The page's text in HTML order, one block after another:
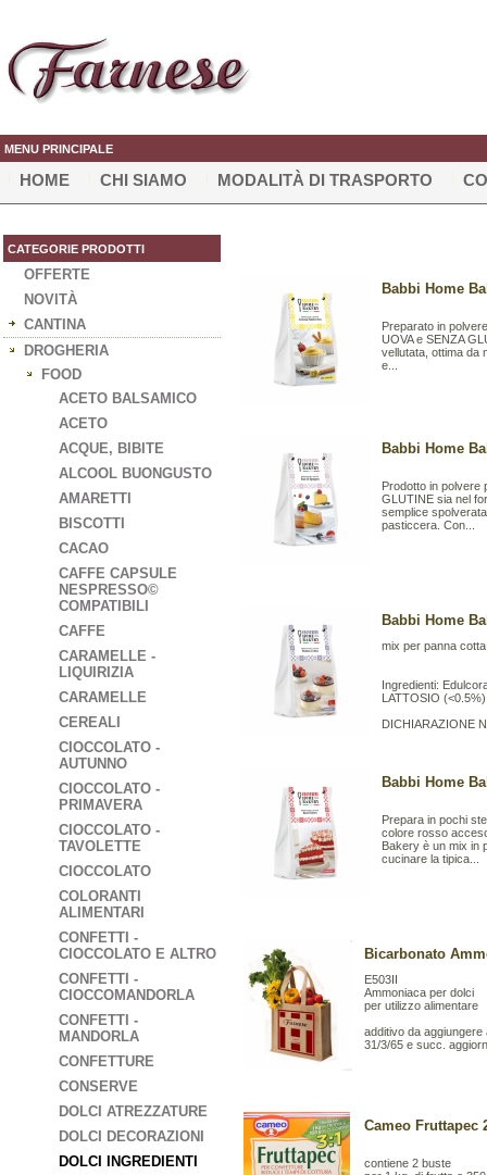
MENU PRINCIPALE
HOME CHI SIAMO MODALITÀ DI TRASPORTO
CATEGORIE PRODOTTI
OFFERTE
NOVITÀ
CANTINA
DROGHERIA
FOOD
ACETO BALSAMICO
ACETO
ACQUE, BIBITE
ALCOOL BUONGUSTO
AMARETTI
BISCOTTI
CACAO
CAFFE CAPSULE
NESPRESSO©
COMPATIBILI
CAFFE
CARAMELLE -
LIQUIRIZIA
CARAMELLE
CEREALI
CIOCCOLATO -
AUTUNNO
CIOCCOLATO -
PRIMAVERA
CIOCCOLATO -
TAVOLETTE
CIOCCOLATO
COLORANTI
ALIMENTARI
CONFETTI -
CIOCCOLATO E ALTRO
CONFETTI -
CIOCCOMANDORLA
CONFETTI -
MANDORLA
CONFETTURE
CONSERVE
DOLCI ATREZZATURE
DOLCI DECORAZIONI
DOLCI INGREDIENTI
Babbi Home
Preparato in
UOVA e SENZA
vellutata, ottima da
e...
Babbi Home
Prodotto in polvere
GLUTINE sia nel
semplice
pasticcera. Con...
Babbi Home
mix per panna
Ingredienti:
LATTOSIO
DICHIARAZIONE
Babbi Home
Prepara in pochi
colore rosso
Bakery è un mix in
cucinare la tipica...
Bicarbonato
E503II
Ammoniaca per dolci
per utilizzo alimentare
additivo da aggiungere
31/3/65 e succ.
Cameo Fruttapec
contiene 2 buste